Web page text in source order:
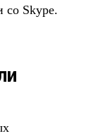
со Skype.